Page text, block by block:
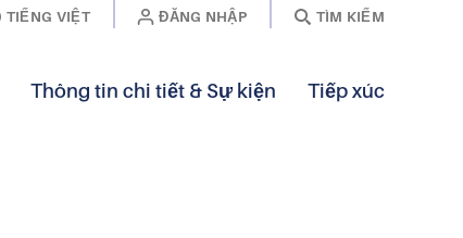
Thông tin chi tiết & Sự kiện Tiếp xúc
TIẾNG VIỆT ĐĂNG NHẬP TÌM KIẾM